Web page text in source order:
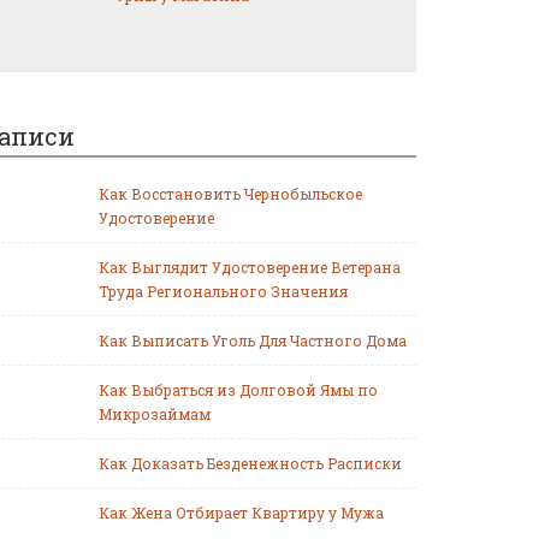
Как Восстановить Чернобыльское
Удостоверение
Как Выглядит Удостоверение Ветерана
Труда Регионального Значения
Как Выписать Уголь Для Частного Дома
Как Выбраться из Долговой Ямы по
Микрозаймам
Как Доказать Безденежность Расписки
Как Жена Отбирает Квартиру у Мужа